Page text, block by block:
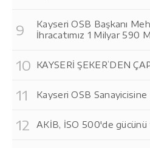
Kayseri OSB Başkanı
İhracatımız 1 Milyar 590
KAYSERİ ŞEKER’DEN
Kayseri OSB
AKİB, İSO 500'de